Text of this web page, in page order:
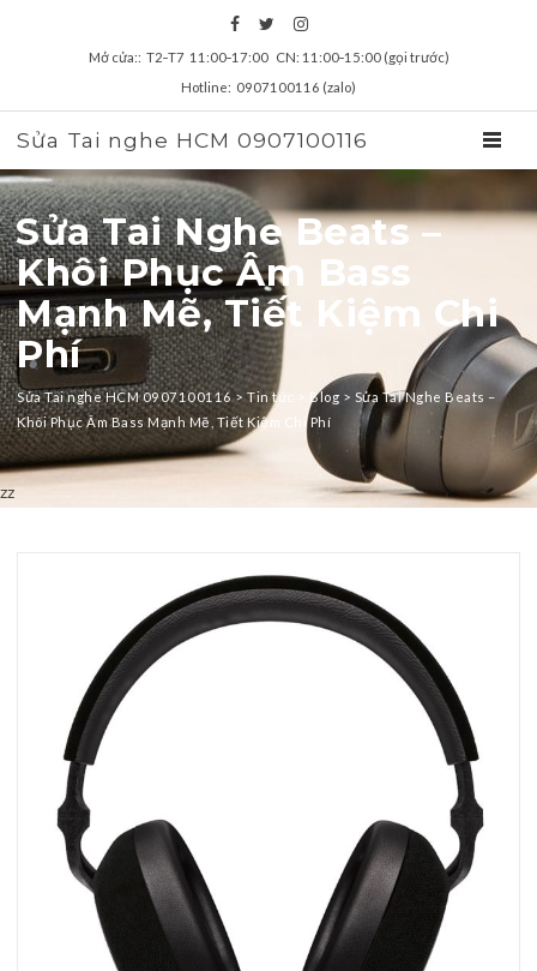
Mở cửa:: T2‑T7 11:00‑17:00 CN: 11:00‑15:00 (gọi trước)
Hotline: 0907100116 (zalo)
Sửa Tai nghe HCM 0907100116
Sửa Tai Nghe Beats –
Khôi Phục Âm Bass
Mạnh Mẽ, Tiết Kiệm Chi
Phí
Sửa Tai nghe HCM 0907100116>Tin tức Blog > Sửa Tai Nghe Beats –
Khôi Phục Âm Bass Mạnh Mẽ, Tiết Kiệm Chi Phí
zz